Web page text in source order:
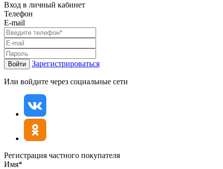
Вход в личный кабинет
Телефон
E-mail
Войти Зарегистрироваться
Или войдите через социальные сети
Регистрация частного покупателя
Имя*